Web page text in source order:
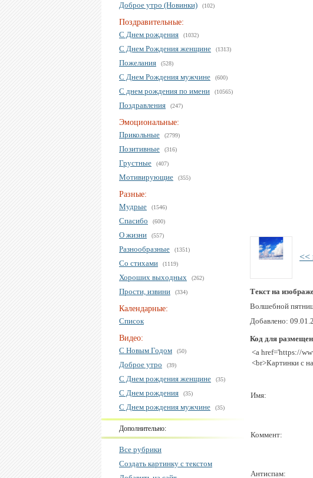
Доброе утро (Новинки) (102)
Поздравительные:
С Днем рождения
(1032)
С Днем Рождения женщине (1313)
Пожелания (528)
С Днем Рождения мужчине (600)
С днем рождения по имени (10565)
Поздравления (247)
Эмоциональные:
Прикольные
(2799)
Позитивные (316)
Грустные (407)
Мотивирующие (355)
Разные:
Мудрые
(1546)
Спасибо (600)
О жизни (557)
Разнообразные (1351)
Со стихами (1119)
Хороших выходных (262)
Прости, извини (334)
Календарные:
Список
Видео:
С Новым Годом
(50)
Доброе утро (39)
С Днем рождения женщине (35)
С Днем рождения (35)
С Днем рождения мужчине (35)
Дополнительно:
Все рубрики
Создать картинку с текстом
<<
Текст на
Волшебной
Добавлено:
Код для
<a href='https://
<br>Картинки с
Имя:
Коммент:
Антиспам: